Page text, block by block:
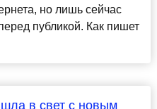
но лишь сейчас
публикой. Как пишет
в свет с новым